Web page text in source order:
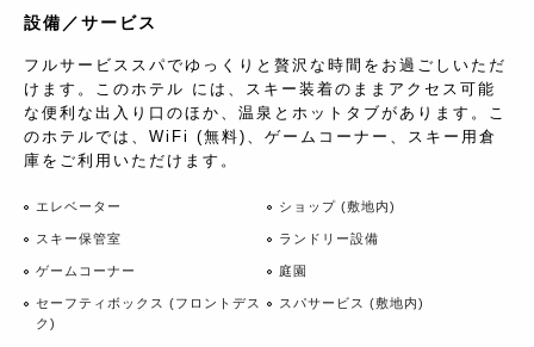
設備／サービス
フルサービススパでゆっくりと贅沢な時間をお過ごしいただ
けます。このホテル には、スキー装着のままアクセス可能
な便利な出入り口のほか、温泉とホットタブがあります。こ
のホテルでは、WiFi (無料)、ゲームコーナー、スキー用倉
庫をご利用いただけます。
エレベーター ショップ (敷地内)
スキー保管室 ランドリー設備
ゲームコーナー 庭園
セーフティボックス (フロントデス
ク)
スパサービス (敷地内)